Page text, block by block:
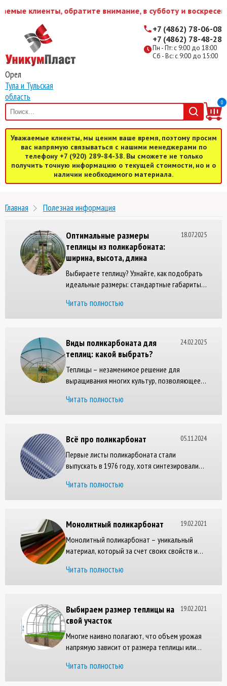
клиенты, обратите внимание, в субботу и
Орел
Тула и Тульская
область
Пн - Пт: с 9:00 до 18:00
Сб - Вс: с 9:00 до 15:00
+7 (4862) 78-06-08
+7 (4862) 78-48-28
0
Уважаемые клиенты, мы ценим ваше время, поэтому просим
вас напрямую связываться с нашими менеджерами по
телефону +7 (920) 289-84-38. Вы сможете не только
получить точную информацию о текущей стоимости, но и о
наличии необходимого материала.
Главная Полезная информация
18.07.2025
Оптимальные размеры
теплицы из поликарбоната:
ширина, высота, длина
Выбираете теплицу? Узнайте, как подобрать
идеальные размеры: стандартные габариты,
Советы по планировке и ошибки при выборе.
Читать полностью
24.02.2025
Виды поликарбоната для
теплиц: какой выбрать?
Теплицы – незаменимое решение для
выращивания многих культур, позволяющее
среды, экономить ресурсы и повышать
урожайность.
Читать полностью
05.11.2024
Всё про поликарбонат
Первые листы поликарбоната стали
выпускать в 1976 году, хотя синтезировали
востребованных строительных материалов,
производство которого по статистике
Читать полностью
19.02.2021
Монолитный поликарбонат
Монолитный поликарбонат – уникальный
материал, который за счет своих свойств и
популярным среди всех прозрачных
материалов, предназначенных для
Читать полностью
19.02.2021
Выбираем размер теплицы на
свой участок
Многие наивно полагают, что объем урожая
напрямую зависит от размера теплицы или
так. Да, в каком-то смысле площадь
сооружения играет свою роль, однако без
Читать полностью